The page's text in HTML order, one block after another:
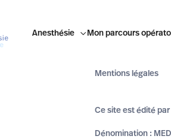
Anesthésie  Mon parcours
Mentions légales
Ce site est édité par
Dénomination :